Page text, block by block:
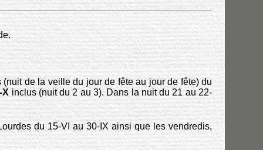
de la veille du jour de fête au jour de fête) du
X inclus (nuit du 2 au 3). Dans la nuit du 21 au 22-
du 15-VI au 30-IX ainsi que les vendredis,